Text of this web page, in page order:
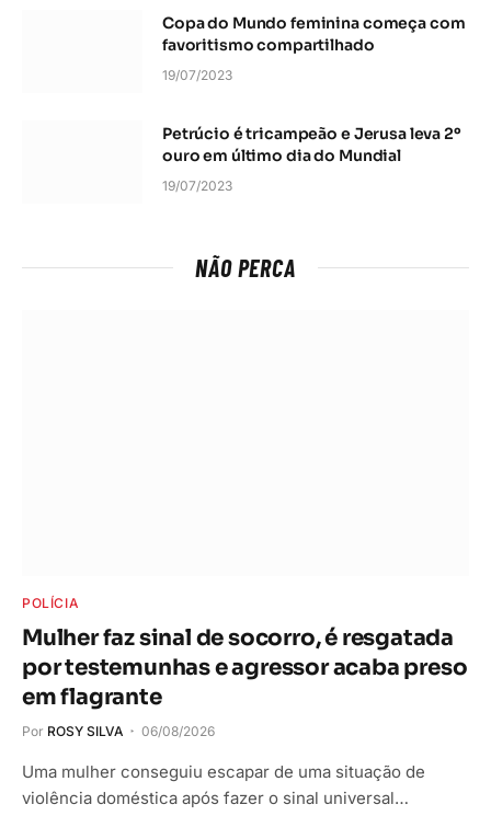
Copa do Mundo feminina começa com
favoritismo compartilhado
19/07/2023
Petrúcio é tricampeão e Jerusa leva 2º
ouro em último dia do Mundial
19/07/2023
NÃO PERCA
POLÍCIA
Mulher faz sinal de socorro, é resgatada
por testemunhas e agressor acaba preso
em flagrante
Por ROSY SILVA 06/08/2026
Uma mulher conseguiu escapar de uma situação de
violência doméstica após fazer o sinal universal…